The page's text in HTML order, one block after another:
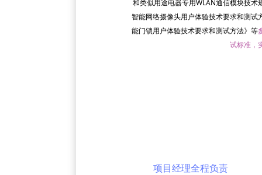
和类似用途电器专用WLAN通信模块技术
智能网络摄像头用户体验技术要求和测试
能门锁用户体验技术要求和测试方法》等
试标准，
项目经理全程负责